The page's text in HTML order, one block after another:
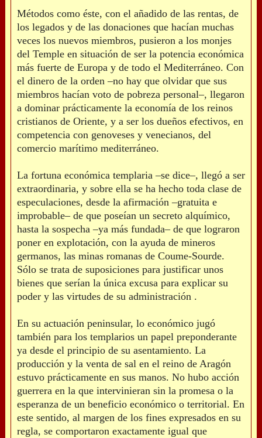
Métodos como éste, con el añadido de las rentas, de
los legados y de las donaciones que hacían muchas
veces los nuevos miembros, pusieron a los monjes
del Temple en situación de ser la potencia económica
más fuerte de Europa y de todo el Mediterráneo. Con
el dinero de la orden –no hay que olvidar que sus
miembros hacían voto de pobreza personal–, llegaron
a dominar prácticamente la economía de los reinos
cristianos de Oriente, y a ser los dueños efectivos, en
competencia con genoveses y venecianos, del
comercio marítimo mediterráneo.
La fortuna económica templaria –se dice–, llegó a ser
extraordinaria, y sobre ella se ha hecho toda clase de
especulaciones, desde la afirmación –gratuita e
improbable– de que poseían un secreto alquímico,
hasta la sospecha –ya más fundada– de que lograron
poner en explotación, con la ayuda de mineros
germanos, las minas romanas de Coume-Sourde.
Sólo se trata de suposiciones para justificar unos
bienes que serían la única excusa para explicar su
poder y las virtudes de su administración .
En su actuación peninsular, lo económico jugó
también para los templarios un papel preponderante
ya desde el principio de su asentamiento. La
producción y la venta de sal en el reino de Aragón
estuvo prácticamente en sus manos. No hubo acción
guerrera en la que intervinieran sin la promesa o la
esperanza de un beneficio económico o territorial. En
este sentido, al margen de los fines expresados en su
regla, se comportaron exactamente igual que